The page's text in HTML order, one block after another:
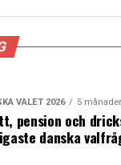
VALET 2026 5
pension och
danska